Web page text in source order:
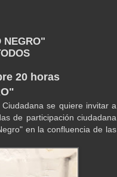
NEGRO"
20 horas
se quiere invitar a
de participación ciudadana
en la confluencia de las